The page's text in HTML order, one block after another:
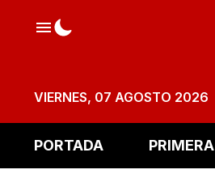
VIERNES, 07 AGOSTO 2026
PORTADA PRIMERA